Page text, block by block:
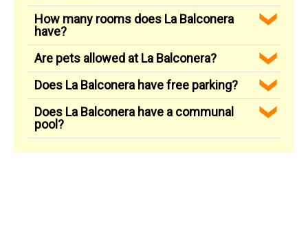
How many rooms does La Balconera
have?
Are pets allowed at La Balconera?
Does La Balconera have free parking?
Does La Balconera have a communal
pool?